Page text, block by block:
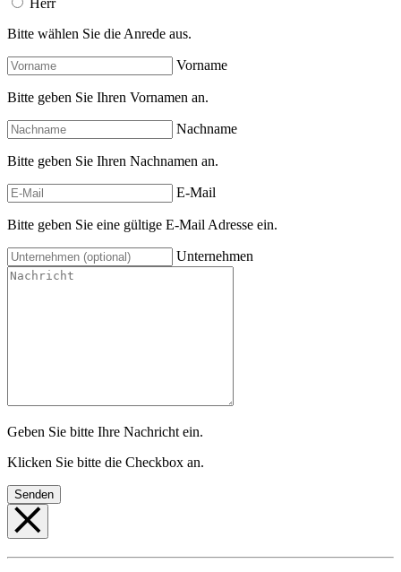
Herr
Bitte wählen Sie die Anrede aus.
Vorname
Bitte geben Sie Ihren Vornamen an.
Nachname
Bitte geben Sie Ihren Nachnamen an.
E-Mail
Bitte geben Sie eine gültige E-Mail Adresse ein.
Unternehmen
Geben Sie bitte Ihre Nachricht ein.
Klicken Sie bitte die Checkbox an.
Senden